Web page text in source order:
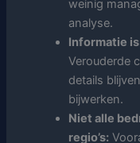
weinig
analyse.
Informatie
Verouderde
details
bijwerken.
Niet alle
regio’s: